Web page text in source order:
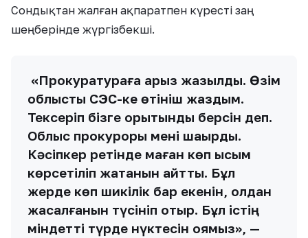
Сондықтан жалған ақпаратпен күресті заң
шеңберінде жүргізбекші.
«Прокуратураға арыз жазылды. Өзім
облыстық СЭС-ке өтініш жаздым.
Тексеріп бізге қорытынды берсін деп.
Облыс прокуроры мені шақырды.
Кәсіпкер ретінде маған көп қысым
көрсетіліп жатқанын айтты. Бұл
жерде көп шикілік бар екенін, қолдан
жасалғанын түсініп отыр. Бұл істің
міндетті түрде нүктесін қоямыз», —